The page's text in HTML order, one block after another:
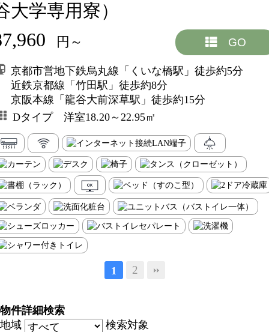
大学専用寮）
円～ GO
京都市営地下鉄烏丸線「くいな橋駅」徒歩約5分
近鉄京都線「竹田駅」徒歩約8分
京阪本線「龍谷大前深草駅」徒歩約15分
Dタイプ 洋室18.20～22.95㎡
1 2
物件詳細検索
地域
検索対象